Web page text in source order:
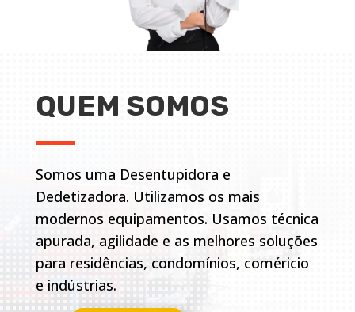
QUEM SOMOS
Somos uma Desentupidora e
Dedetizadora. Utilizamos os mais
modernos equipamentos. Usamos técnica
apurada, agilidade e as melhores soluções
para residências, condomínios, coméricio
e indústrias.